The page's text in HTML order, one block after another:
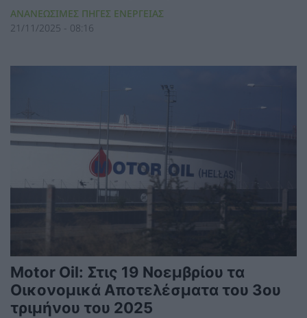
ΑΝΑΝΕΩΣΙΜΕΣ ΠΗΓΕΣ ΕΝΕΡΓΕΙΑΣ
21/11/2025 - 08:16
Motor Oil: Στις 19 Νοεμβρίου τα
Οικονομικά Αποτελέσματα του 3ου
τριμήνου του 2025